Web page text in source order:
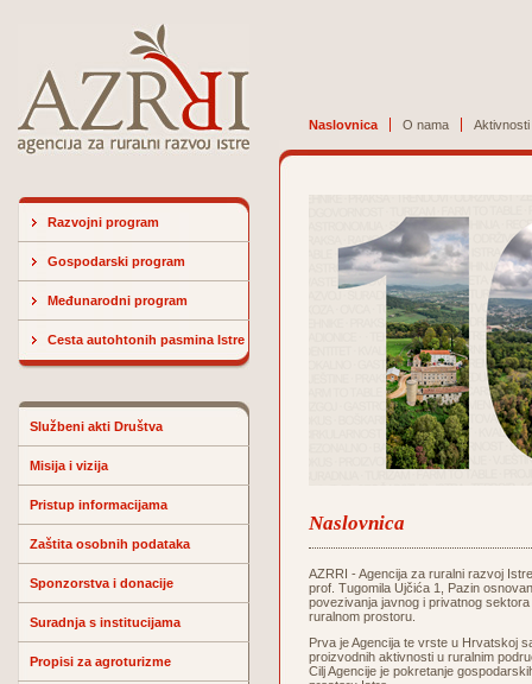
Naslovnica O nama Aktivnosti
Razvojni program
Gospodarski program
Međunarodni program
Cesta autohtonih pasmina Istre
Službeni akti Društva
Misija i vizija
Pristup informacijama
Zaštita osobnih podataka
Sponzorstva i donacije
Suradnja s institucijama
Propisi za agroturizme
Naslovnica
AZRRI - Agencija za ruralni razvoj
prof. Tugomila Ujčića 1, Pazin
povezivanja javnog i privatnog
ruralnom prostoru.
Prva je Agencija te vrste u Hrvatskoj
proizvodnih aktivnosti u ruralnim
Cilj Agencije je pokretanje